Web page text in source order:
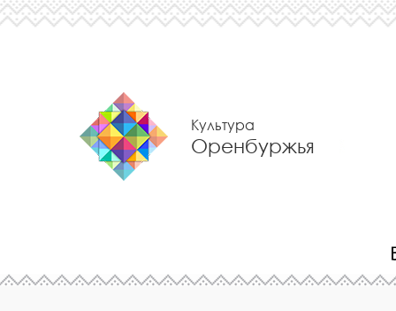
Культура
Оренбуржья